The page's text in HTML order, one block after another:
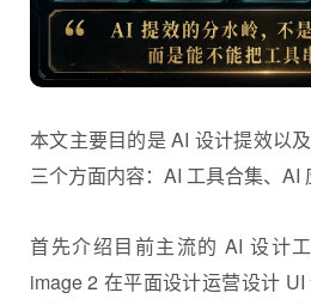
本文主要目的是 AI 设计提效以
三个方面内容：AI 工具合集、AI
首先介绍目前主流的 AI 设计
image 2 在平面设计运营设计